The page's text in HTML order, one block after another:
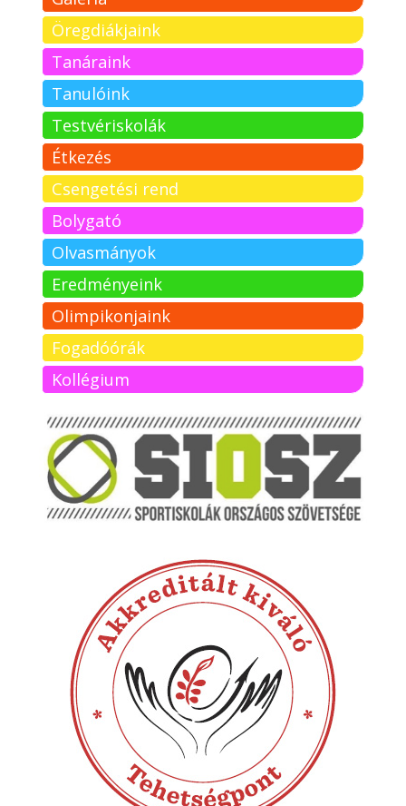
Öregdiákjaink
Tanáraink
Tanulóink
Testvériskolák
Étkezés
Csengetési rend
Bolygató
Olvasmányok
Eredményeink
Olimpikonjaink
Fogadóórák
Kollégium